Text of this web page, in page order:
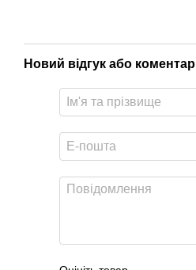
Новий відгук або коментар